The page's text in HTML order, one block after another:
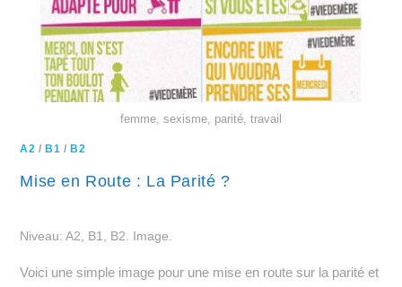
femme, sexisme, parité, travail
A2 /B1 /B2
Mise en Route : La Parité ?
Niveau: A2, B1, B2. Image.
Voici une simple image pour une mise en route sur la parité et